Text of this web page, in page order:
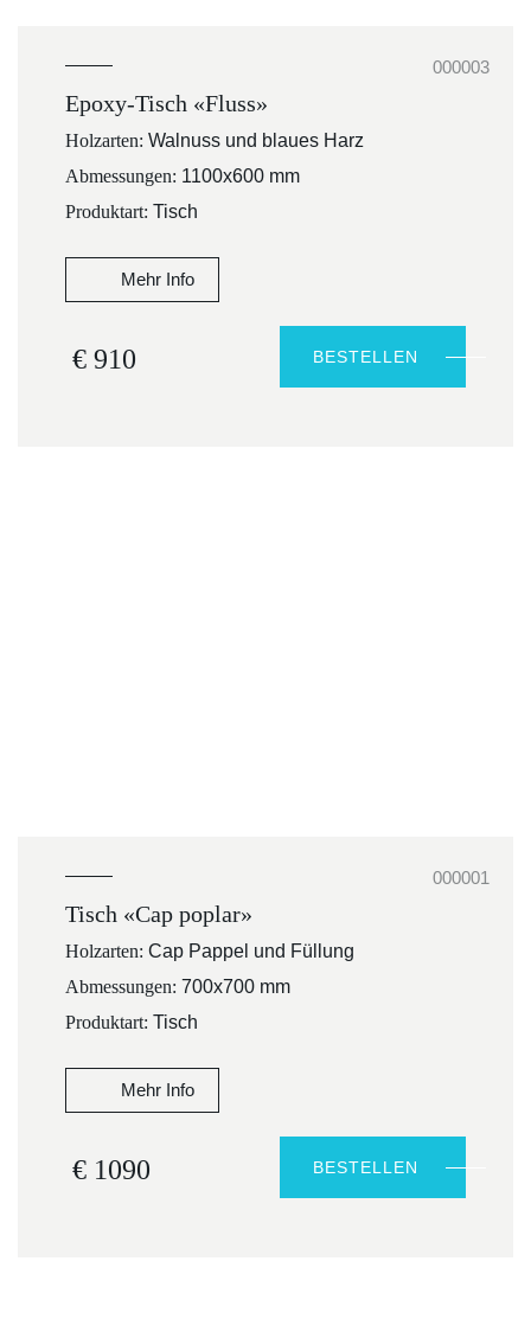
000003
Epoxy-Tisch «Fluss»
Holzarten: Walnuss und blaues Harz
Abmessungen: 1100x600 mm
Produktart: Tisch
Mehr Info
€ 910 BESTELLEN
000001
Tisch «Cap poplar»
Holzarten: Cap Pappel und Füllung
Abmessungen: 700x700 mm
Produktart: Tisch
Mehr Info
€ 1090 BESTELLEN